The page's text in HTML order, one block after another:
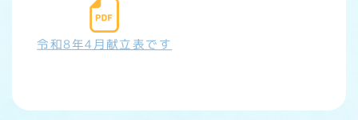
令和8年4月献立表です